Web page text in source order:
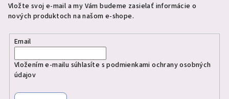
Vložte svoj e-mail a my Vám budeme zasielať informácie o
nových produktoch na našom e-shope.
Email
Vložením e-mailu súhlasíte spodmienkami ochrany osobných
údajov